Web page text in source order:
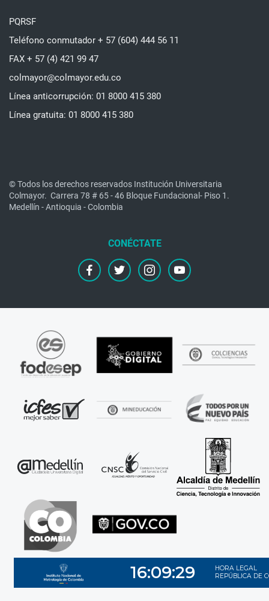
PQRSF
Teléfono conmutador + 57 (604) 444 56 11
FAX + 57 (4) 421 99 47
colmayor@colmayor.edu.co
Línea anticorrupción: 01 8000 415 380
Línea gratuita: 01 8000 415 380
© Todos los derechos reservados Institución Universitaria
Colmayor. Carrera 78 # 65 - 46 Bloque Fundacional- Piso 1.
Medellín - Antioquia - Colombia